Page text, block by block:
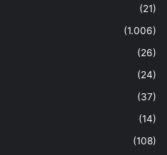
(21)
(1.006)
(26)
(24)
(37)
(14)
(108)